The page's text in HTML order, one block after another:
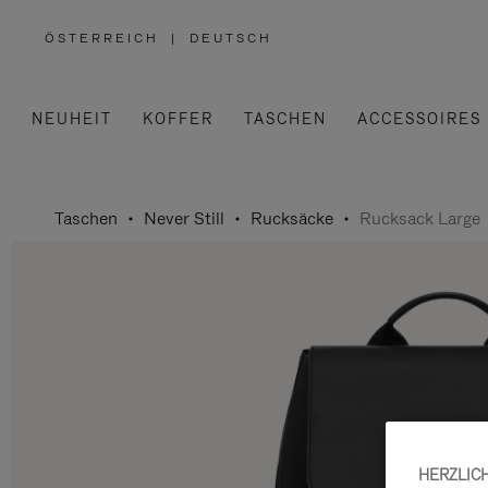
ÖSTERREICH
,
AUS
| DEUTSCH
NEUHEIT KOFFER TASCHEN ACCESSOIRES
Taschen Never Still Rucksäcke Rucksack Large